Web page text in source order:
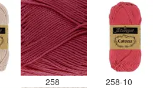
258 258-10